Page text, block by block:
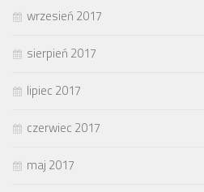
wrzesień 2017
sierpień 2017
lipiec 2017
czerwiec 2017
maj 2017